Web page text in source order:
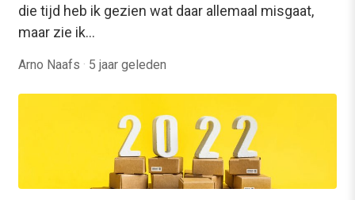
die tijd heb ik gezien wat daar allemaal misgaat,
maar zie ik…
Arno Naafs · 5 jaar geleden